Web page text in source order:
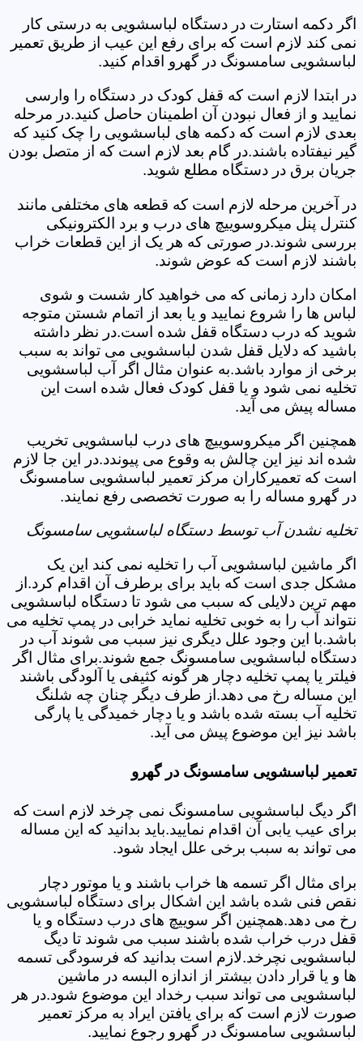
اگر دکمه استارت در دستگاه لباسشویی به درستی کار
نمی کند لازم است که برای رفع این عیب از طریق تعمیر
لباسشویی سامسونگ در گهرو اقدام کنید.
در ابتدا لازم است که قفل کودک در دستگاه را وارسی
نمایید و از فعال نبودن آن اطمینان حاصل کنید.در مرحله
بعدی لازم است که دکمه های لباسشویی را چک کنید که
گیر نیفتاده باشند.در گام بعد لازم است که از متصل بودن
جریان برق در دستگاه مطلع شوید.
در آخرین مرحله لازم است که قطعه های مختلفی مانند
کنترل پنل میکروسوییچ های درب و برد الکترونیکی
بررسی شوند.در صورتی که هر یک از این قطعات خراب
باشند لازم است که عوض شوند.
امکان دارد زمانی که می خواهید کار شست و شوی
لباس ها را شروع نمایید و یا بعد از اتمام شستن متوجه
شوید که درب دستگاه قفل شده است.در نظر داشته
باشید که دلایل قفل شدن لباسشویی می تواند به سبب
برخی از موارد باشد.به عنوان مثال اگر آب لباسشویی
تخلیه نمی شود و یا قفل کودک فعال شده است این
مساله پیش می آید.
همچنین اگر میکروسوییچ های درب لباسشویی تخریب
شده اند نیز این چالش به وقوع می پیوندد.در این جا لازم
است که تعمیرکاران مرکز تعمیر لباسشویی سامسونگ
در گهرو مساله را به صورت تخصصی رفع نمایند.
تخلیه نشدن آب توسط دستگاه لباسشویی سامسونگ
اگر ماشین لباسشویی آب را تخلیه نمی کند این یک
مشکل جدی است که باید برای برطرف آن اقدام کرد.از
مهم ترین دلایلی که سبب می شود تا دستگاه لباسشویی
نتواند آب را به خوبی تخلیه نماید خرابی در پمپ تخلیه می
باشد.با این وجود علل دیگری نیز سبب می شوند آب در
دستگاه لباسشویی سامسونگ جمع شوند.برای مثال اگر
فیلتر یا پمپ تخلیه دچار هر گونه کثیفی یا آلودگی باشند
این مساله رخ می دهد.از طرف دیگر چنان چه شلنگ
تخلیه آب بسته شده باشد و یا دچار خمیدگی یا پارگی
باشد نیز این موضوع پیش می آید.
تعمیر لباسشویی سامسونگ در گهرو
اگر دیگ لباسشویی سامسونگ نمی چرخد لازم است که
برای عیب یابی آن اقدام نمایید.باید بدانید که این مساله
می تواند به سبب برخی علل ایجاد شود.
برای مثال اگر تسمه ها خراب باشند و یا موتور دچار
نقص فنی شده باشد این اشکال برای دستگاه لباسشویی
رخ می دهد.همچنین اگر سوییچ های درب دستگاه و یا
قفل درب خراب شده باشند سبب می شوند تا دیگ
لباسشویی نچرخد.لازم است بدانید که فرسودگی تسمه
ها و یا قرار دادن بیشتر از اندازه البسه در ماشین
لباسشویی می تواند سبب رخداد این موضوع شود.در هر
صورت لازم است که برای یافتن ایراد به مرکز تعمیر
لباسشویی سامسونگ در گهرو رجوع نمایید.